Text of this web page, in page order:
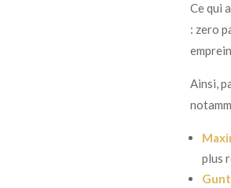
Ce qui
: zero
Ainsi,
plus